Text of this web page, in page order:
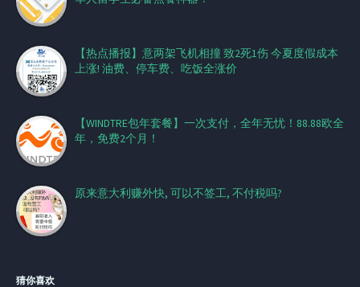
【热点播报】意两架飞机相撞 致2死1伤 今夏度假成本
上涨! 油费、停车费、吃饭全涨价
【WINDTRE包年套餐】一次支付，全年无忧！88.88欧全
年，免费2个月！
原来意大利赚外快, 可以不签工, 不付税吗?
猜你喜欢